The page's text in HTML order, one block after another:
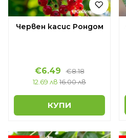
Червен касис Рондом
€6.49
€8.18
12.69 лв 16.00 лв
КУПИ